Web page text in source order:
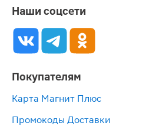
Наши соцсети
Покупателям
Карта Магнит Плюс
Промокоды Доставки